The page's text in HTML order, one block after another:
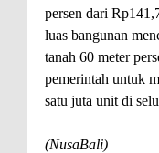
persen dari
luas bangunan
tanah 60 meter
pemerintah untuk
satu juta unit di
(NusaBali)